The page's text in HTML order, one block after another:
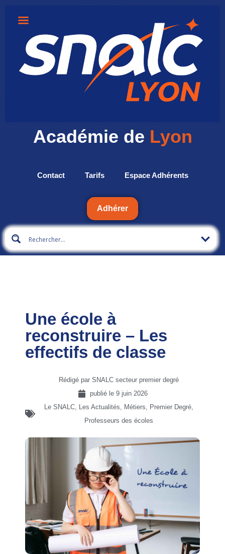
Académie de Lyon
Contact Tarifs Espace Adhérents
Adhérer
Une école à
reconstruire – Les
effectifs de classe
Rédigé par SNALC secteur premier degré
publié le 9 juin 2026
Le SNALC, Les Actualités, Métiers, Premier Degré,
Professeurs des écoles